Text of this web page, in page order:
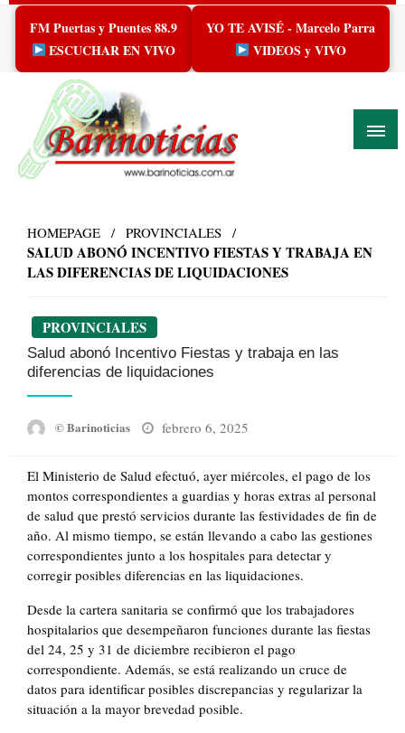
Skip
content
FM Puertas y Puentes 88.9
ESCUCHAR EN VIVO
YO TE AVISÉ - Marcelo Parra
VIDEOS y VIVO
HOMEPAGE PROVINCIALES
SALUD ABONÓ INCENTIVO FIESTAS Y TRABAJA EN
LAS DIFERENCIAS DE LIQUIDACIONES
PROVINCIALES
Salud abonó Incentivo Fiestas y trabaja en las
diferencias de liquidaciones
© Barinoticias
Posted
febrero 6, 2025
El Ministerio de Salud efectuó, ayer miércoles, el pago de los
montos correspondientes a guardias y horas extras al personal
de salud que prestó servicios durante las festividades de fin de
año. Al mismo tiempo, se están llevando a cabo las gestiones
correspondientes junto a los hospitales para detectar y
corregir posibles diferencias en las liquidaciones.
Desde la cartera sanitaria se confirmó que los trabajadores
hospitalarios que desempeñaron funciones durante las fiestas
del 24, 25 y 31 de diciembre recibieron el pago
correspondiente. Además, se está realizando un cruce de
datos para identificar posibles discrepancias y regularizar la
situación a la mayor brevedad posible.